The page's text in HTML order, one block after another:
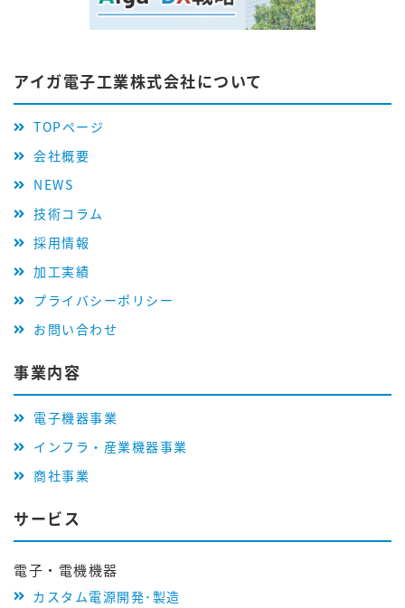
アイガ電子工業株式会社について
TOPページ
会社概要
NEWS
技術コラム
採用情報
加工実績
プライバシーポリシー
お問い合わせ
事業内容
電子機器事業
インフラ・産業機器事業
商社事業
サービス
電子・電機機器
カスタム電源開発･製造